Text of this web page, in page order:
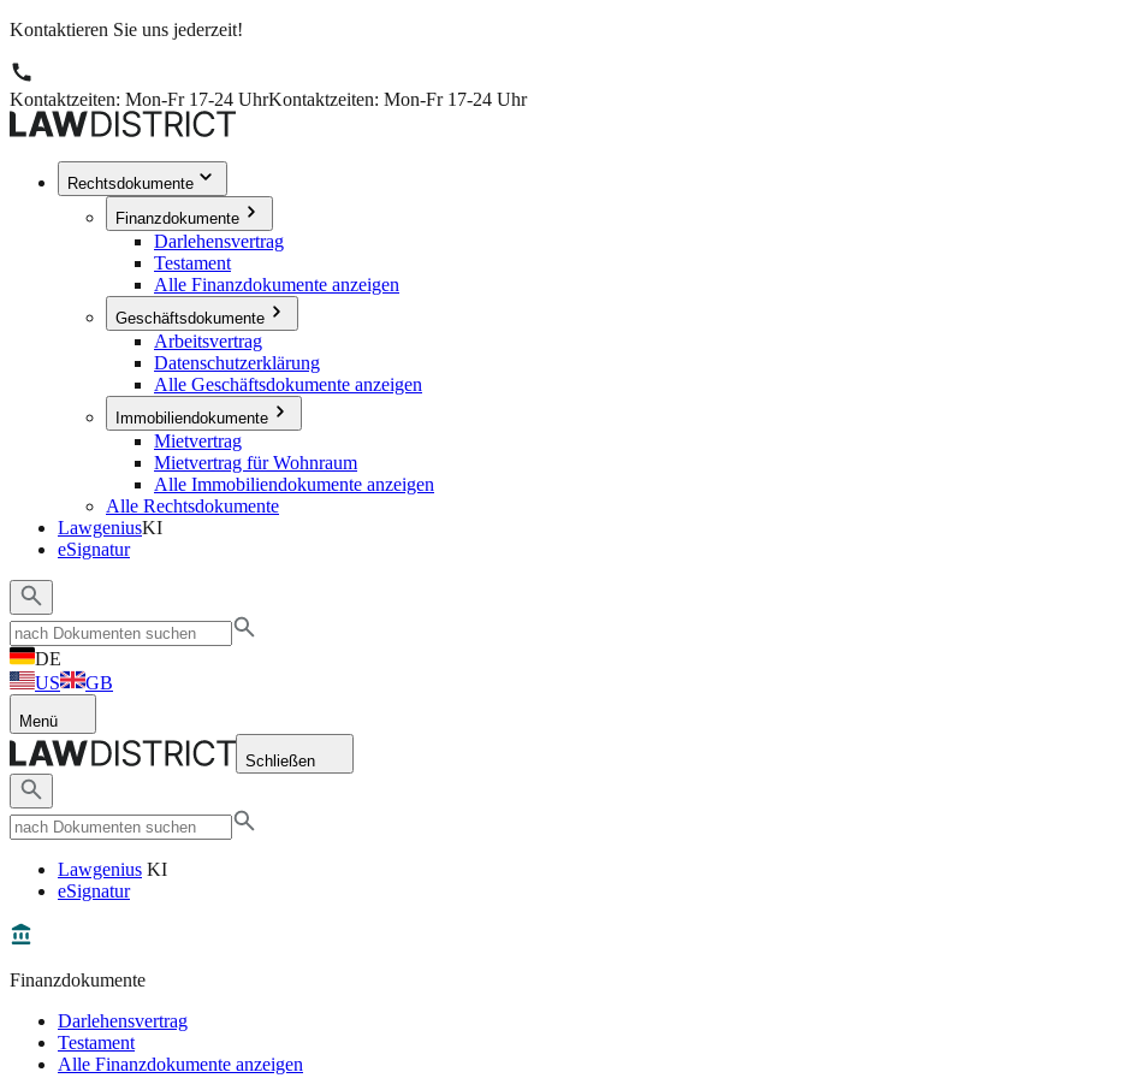
Kontaktieren Sie uns jederzeit!
Kontaktzeiten: Mon-Fr 17-24 UhrKontaktzeiten: Mon-Fr 17-24 Uhr
Rechtsdokumente
Finanzdokumente
Darlehensvertrag
Testament
Alle Finanzdokumente anzeigen
Geschäftsdokumente
Arbeitsvertrag
Datenschutzerklärung
Alle Geschäftsdokumente anzeigen
Immobiliendokumente
Mietvertrag
Mietvertrag für Wohnraum
Alle Immobiliendokumente anzeigen
Alle Rechtsdokumente
LawgeniusKI
eSignatur
DE
US
GB
Menü
Schließen
Lawgenius KI
eSignatur
Finanzdokumente
Darlehensvertrag
Testament
Alle Finanzdokumente anzeigen